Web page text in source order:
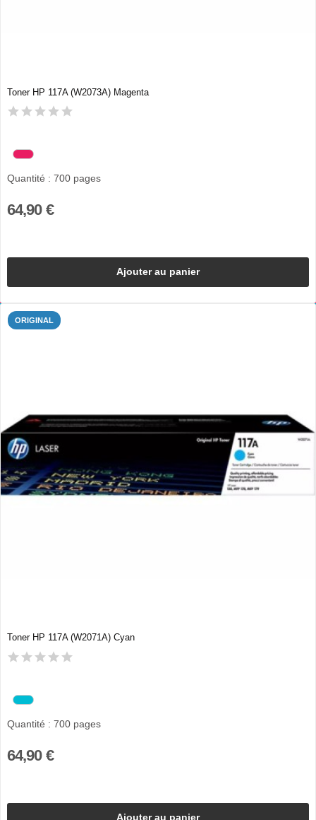
Toner HP 117A (W2073A) Magenta
Quantité : 700 pages
64,90 €
Ajouter au panier
ORIGINAL
Toner HP 117A (W2071A) Cyan
Quantité : 700 pages
64,90 €
Ajouter au panier